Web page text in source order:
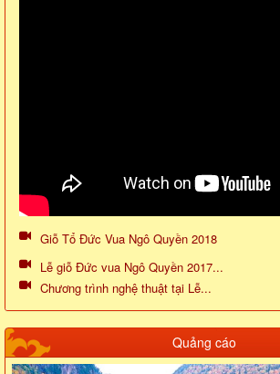
Giỗ Tổ Đức Vua Ngô Quyền 2018
Lễ giỗ Đức vua Ngô Quyền 2017...
Chương trình nghệ thuật tại Lễ...
Quảng cáo